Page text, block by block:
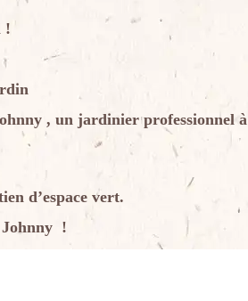
!
, un jardinier professionnel à
d’espace vert.
Johnny !